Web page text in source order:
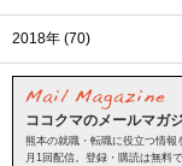
2018年 (70)
ココクマのメールマガ
熊本の就職・転職に役立つ情報
月1回配信。登録・購読は無料で